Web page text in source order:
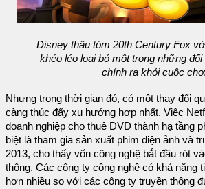
Disney thâu tóm 20th Century Fox
khéo léo loại bỏ một trong những
chính ra khỏi cuộc
Nhưng trong thời gian đó, có một thay đổi
càng thúc đẩy xu hướng hợp nhất. Việc
doanh nghiệp cho thuê DVD thành hạ tầng
biệt là tham gia sản xuất phim điện ảnh và
2013, cho thấy vốn công nghệ bắt đầu rót
thông. Các công ty công nghệ có khả năng
hơn nhiều so với các công ty truyền thông